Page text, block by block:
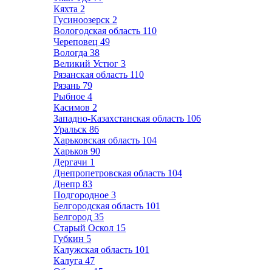
Кяхта 2
Гусиноозерск 2
Вологодская область 110
Череповец 49
Вологда 38
Великий Устюг 3
Рязанская область 110
Рязань 79
Рыбное 4
Касимов 2
Западно-Казахстанская область 106
Уральск 86
Харьковская область 104
Харьков 90
Дергачи 1
Днепропетровская область 104
Днепр 83
Подгородное 3
Белгородская область 101
Белгород 35
Старый Оскол 15
Губкин 5
Калужская область 101
Калуга 47